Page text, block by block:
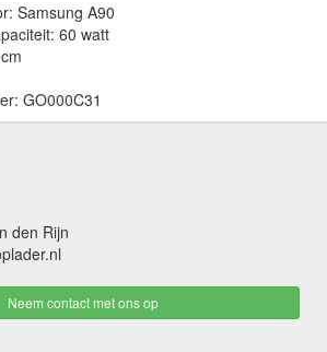
Samsung A90
60 watt
GO000C31
den Rijn
Neem contact met ons op